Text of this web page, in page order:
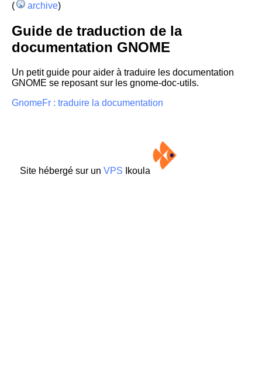
(
archive)
Guide de traduction de la
documentation GNOME
Un petit guide pour aider à traduire les documentation
GNOME se reposant sur les gnome-doc-utils.
GnomeFr : traduire la documentation
Site hébergé sur un VPS Ikoula